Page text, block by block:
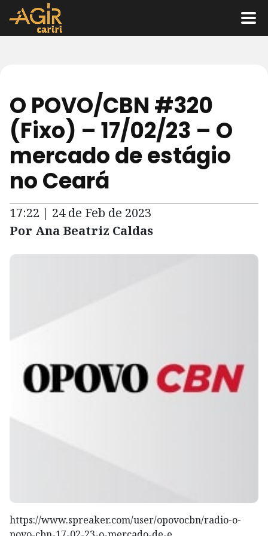
O POVO/CBN #320
(Fixo) – 17/02/23 – O
mercado de estágio
no Ceará
17:22 | 24 de Feb de 2023
Por Ana Beatriz Caldas
https://www.spreaker.com/user/opovocbn/radio-o-